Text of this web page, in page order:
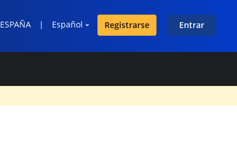
ESPAÑA | Español Registrarse Entrar